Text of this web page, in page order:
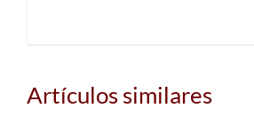
Artículos similares